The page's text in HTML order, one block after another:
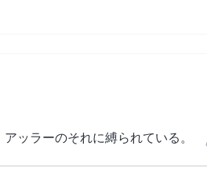
ッラーのそれに縛られている。